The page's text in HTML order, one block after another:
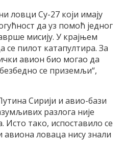
ловци Су-27 који имају
да уз помоћ једног
мисију. У крајњем
се пилот катапултира. За
авион био могао да
се приземљи“,
Сирији и авио-бази
разлога није
Исто тако, испоставило се
авиона ловаца нису знали